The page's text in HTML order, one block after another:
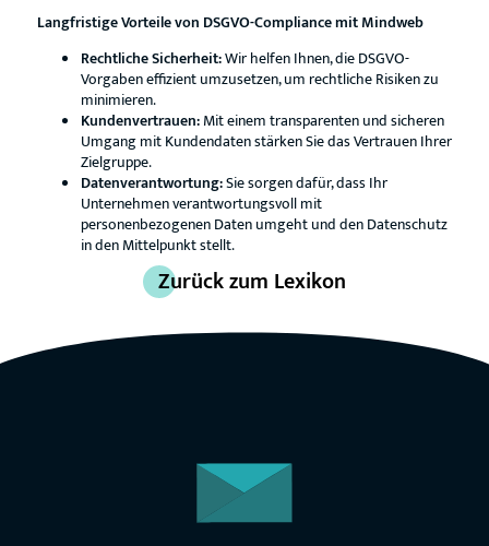
Langfristige Vorteile von DSGVO-Compliance mit Mindweb
Rechtliche Sicherheit:Wir helfen Ihnen, die DSGVO-
Vorgaben effizient umzusetzen, um rechtliche Risiken zu
minimieren.
Kundenvertrauen:Mit einem transparenten und sicheren
Umgang mit Kundendaten stärken Sie das Vertrauen Ihrer
Zielgruppe.
Datenverantwortung:Sie sorgen dafür, dass Ihr
Unternehmen verantwortungsvoll mit
personenbezogenen Daten umgeht und den Datenschutz
in den Mittelpunkt stellt.
Zurück zum Lexikon